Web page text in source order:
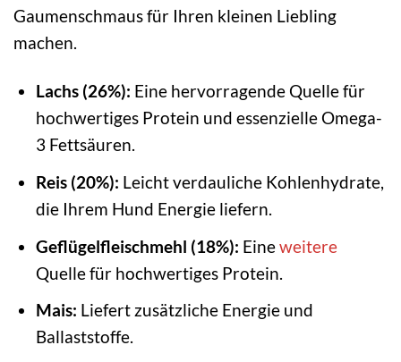
Gaumenschmaus für Ihren kleinen Liebling
machen.
Lachs (26%): Eine hervorragende Quelle für
hochwertiges Protein und essenzielle Omega-
3 Fettsäuren.
Reis (20%): Leicht verdauliche Kohlenhydrate,
die Ihrem Hund Energie liefern.
Geflügelfleischmehl (18%): Eineweitere
Quelle für hochwertiges Protein.
Mais: Liefert zusätzliche Energie und
Ballaststoffe.